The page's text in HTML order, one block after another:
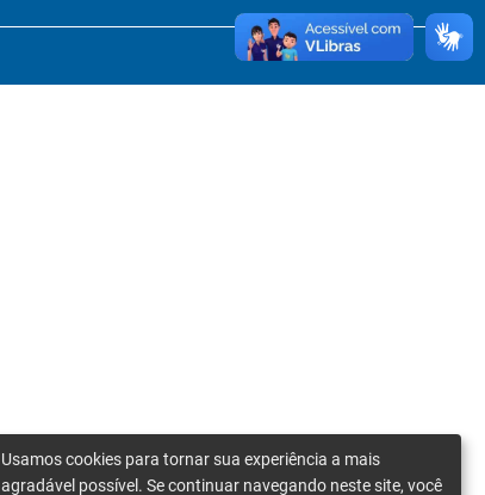
Usamos cookies para tornar sua experiência a mais
agradável possível. Se continuar navegando neste site, você